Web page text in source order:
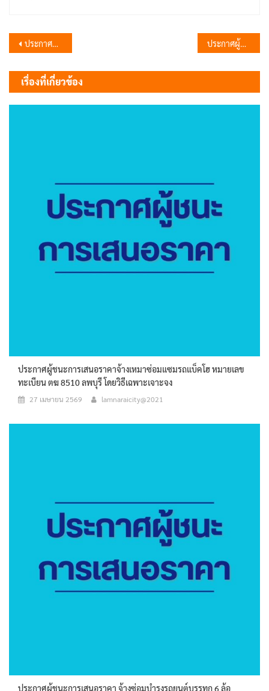
แนะแนว
เรื่อง
ประกาศผู้ชนะการเสนอราคา จ้างติดตั้งเวทีและเครื่องเสียง โครงการส่งเสริมการออกกำลังกาย รวมพลคนรักสุขภาพ ประจำปีงบประมาณ 2569 จำนวน 1 งาน โดยวิธีเฉพาะเจาะจง ประกาศผู้ชนะการเสนอราคา จ้างโครงการปรับปรุงถนนแอสฟัลท์เป็นถนน คสล. ซอยสุระนารายณ์ 3 ซ้าย 2 (บ้านปลัดตู่) หมู่ที่ 10 ตำบลลำนารายณ์ อำเภอชัยบาดาล จังหวัดลพบุรี โดยวิธีเฉพาะเจาะจง
เรื่องที่เกี่ยวข้อง
ประกาศผู้ชนะการเสนอราคาจ้างเหมาซ่อมแซมรถแบ็คโฮ หมายเลข
ทะเบียน ตฆ 8510 ลพบุรี โดยวิธีเฉพาะเจาะจง
27 เมษายน 2569 lamnaraicity@2021
ประกาศผู้ชนะการเสนอราคา จ้างซ่อมบำรุงรถยนต์บรรทุก 6 ล้อ